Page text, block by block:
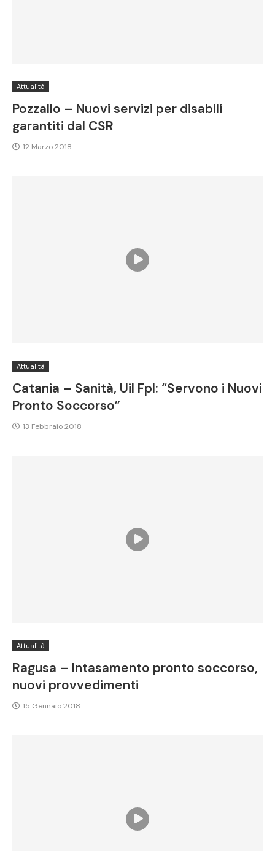
Attualità
Pozzallo – Nuovi servizi per disabili
garantiti dal CSR
12 Marzo 2018
Attualità
Catania – Sanità, Uil Fpl: “Servono i Nuovi
Pronto Soccorso”
13 Febbraio 2018
Attualità
Ragusa – Intasamento pronto soccorso,
nuovi provvedimenti
15 Gennaio 2018